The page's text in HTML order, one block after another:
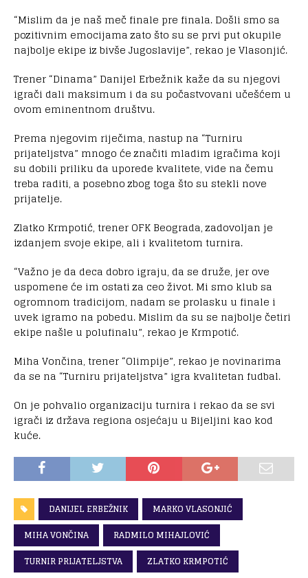
“Mislim da je naš meč finale pre finala. Došli smo sa
pozitivnim emocijama zato što su se prvi put okupile
najbolje ekipe iz bivše Jugoslavije”, rekao je Vlasonjić.
Trener “Dinama” Danijel Erbežnik kaže da su njegovi
igrači dali maksimum i da su počastvovani učešćem u
ovom eminentnom društvu.
Prema njegovim riječima, nastup na “Turniru
prijateljstva” mnogo će značiti mladim igračima koji
su dobili priliku da uporede kvalitete, vide na čemu
treba raditi, a posebno zbog toga što su stekli nove
prijatelje.
Zlatko Krmpotić, trener OFK Beograda, zadovoljan je
izdanjem svoje ekipe, ali i kvalitetom turnira.
“Važno je da deca dobro igraju, da se druže, jer ove
uspomene će im ostati za ceo život. Mi smo klub sa
ogromnom tradicijom, nadam se prolasku u finale i
uvek igramo na pobedu. Mislim da su se najbolje četiri
ekipe našle u polufinalu”, rekao je Krmpotić.
Miha Vončina, trener “Olimpije”, rekao je novinarima
da se na “Turniru prijateljstva” igra kvalitetan fudbal.
On je pohvalio organizaciju turnira i rekao da se svi
igrači iz država regiona osjećaju u Bijeljini kao kod
kuće.
DANIJEL ERBEŽNIK
MARKO VLASONJIĆ
MIHA VONČINA
RADMILO MIHAJLOVIĆ
TURNIR PRIJATELJSTVA
ZLATKO KRMPOTIĆ